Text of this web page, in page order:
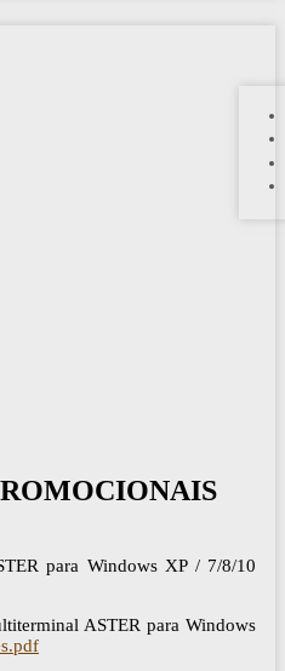
para Windows XP / 7/8/10
ASTER para Windows